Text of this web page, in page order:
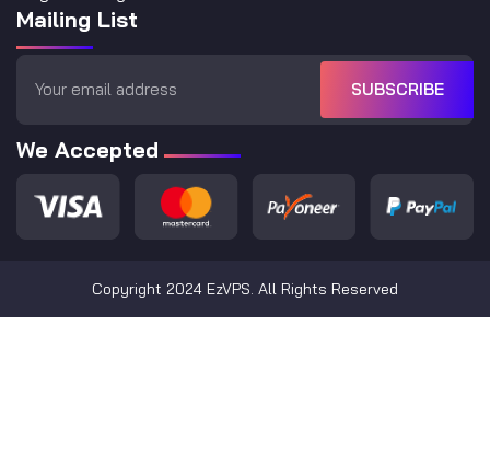
Mailing List
SUBSCRIBE
We Accepted
Copyright 2024 EzVPS. All Rights Reserved